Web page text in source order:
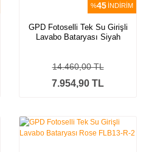
%45 İNDİRİM
GPD Fotoselli Tek Su Girişli
Lavabo Bataryası Siyah
7.954,90 TL
14.460,00 TL